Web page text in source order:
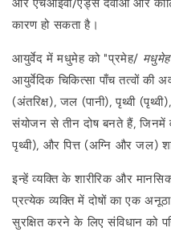
और एचआईवी/एड्स दवाओं और
कारण हो सकता है।
आयुर्वेद मेंमधुमेह को "प्रमेह/ मधुमेह
आयुर्वेदिक चिकित्सा पाँच तत्वों की
(अंतरिक्ष), जल (पानी), पृथ्वी
संयोजन से तीन दोष बनते हैं, जिनमें
पृथ्वी), और पित्त (अग्नि और जल)
इन्हें व्यक्ति के शारीरिक और
प्रत्येक व्यक्ति में दोषों का एक
सुरक्षित करने के लिए संविधान को